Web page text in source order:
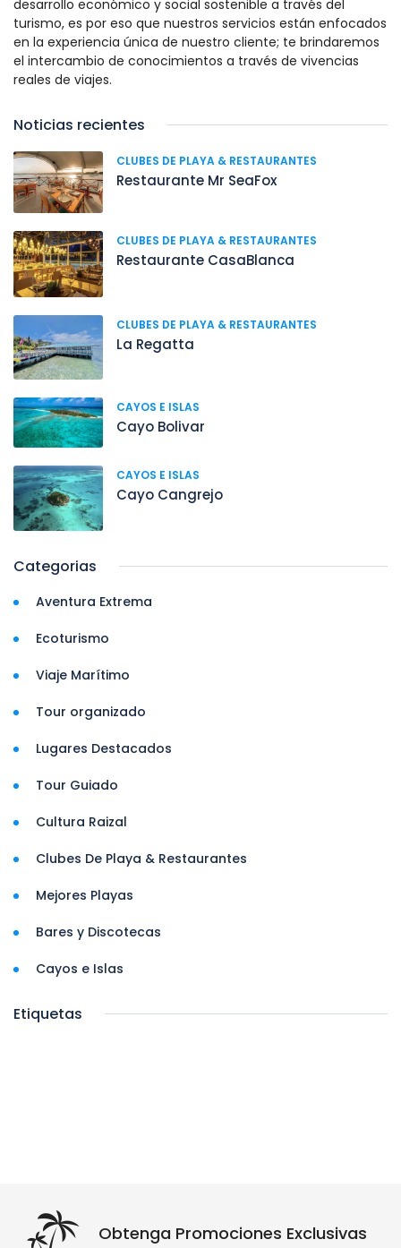
desarrollo económico y social sostenible a través del
turismo, es por eso que nuestros servicios están enfocados
en la experiencia única de nuestro cliente; te brindaremos
el intercambio de conocimientos a través de vivencias
reales de viajes.
Noticias recientes
CLUBES DE PLAYA & RESTAURANTES
Restaurante Mr SeaFox
CLUBES DE PLAYA & RESTAURANTES
Restaurante CasaBlanca
CLUBES DE PLAYA & RESTAURANTES
La Regatta
CAYOS E ISLAS
Cayo Bolivar
CAYOS E ISLAS
Cayo Cangrejo
Categorias
Aventura Extrema
Ecoturismo
Viaje Marítimo
Tour organizado
Lugares Destacados
Tour Guiado
Cultura Raizal
Clubes De Playa & Restaurantes
Mejores Playas
Bares y Discotecas
Cayos e Islas
Etiquetas
Obtenga Promociones Exclusivas